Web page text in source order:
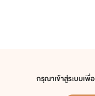
กรุณาเข้าสู่ระบบเพื่